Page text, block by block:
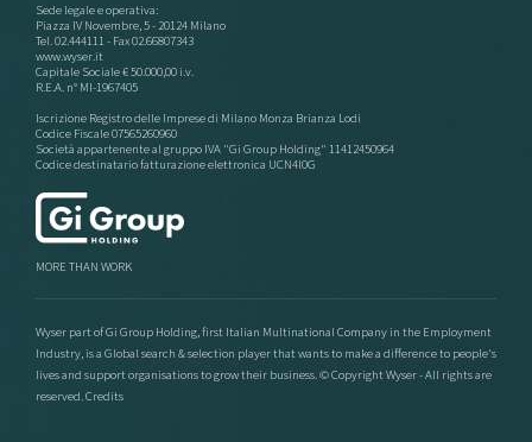
Sede legale e operativa:
Piazza IV Novembre, 5 - 20124 Milano
Tel. 02.444111 - Fax 02.66807343
www.wyser.it
Capitale Sociale € 50.000,00 i.v.
R.E.A. n° MI-1967405
Iscrizione Registro delle Imprese di Milano Monza Brianza Lodi
Codice Fiscale 07565260960
Società appartenente al gruppo IVA "Gi Group Holding" 11412450964
Codice destinatario fatturazione elettronica UCN4I0G
MORE THAN WORK
Wyser part of Gi Group Holding, first Italian Multinational Company in the Employment
Industry, is a Global search & selection player that wants to make a difference to people's
lives and support organisations to grow their business. © Copyright Wyser - All rights are
reserved.Credits